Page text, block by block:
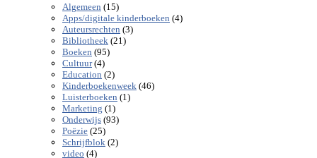
Algemeen (15)
Apps/digitale kinderboeken (4)
Auteursrechten (3)
Bibliotheek (21)
Boeken (95)
Cultuur(4)
Education (2)
Kinderboekenweek (46)
Luisterboeken (1)
Marketing (1)
Onderwijs (93)
Poëzie (25)
Schrijfblok (2)
video (4)